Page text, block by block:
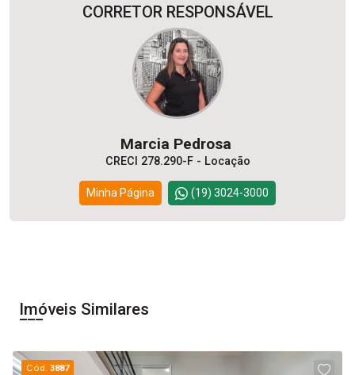
CORRETOR RESPONSÁVEL
Marcia Pedrosa
CRECI 278.290-F - Locação
Minha Página (19) 3024-3000
Imóveis Similares
Cód.3887